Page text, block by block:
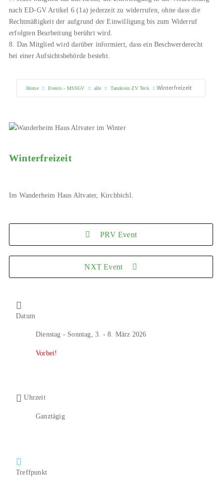
nach ED-GV Artikel 6 (1a) jederzeit zu widerrufen, ohne dass die
Rechtmäßigkeit der aufgrund der Einwilligung bis zum Widerruf
erfolgten Bearbeitung berührt wird.
8. Das Mitglied wird darüber informiert, dass ein Beschwerderecht
bei einer Aufsichtsbehörde besteht.
Home Events - MSSGV alle Tanzkreis ZV Teck Winterfreizeit
Winterfreizeit
Im Wanderheim Haus Altvater, Kirchbichl.
PRV Event
NXT Event
Datum
Dienstag - Sonntag, 3. - 8. März 2026
Vorbei!
Uhrzeit
Ganztägig
Treffpunkt